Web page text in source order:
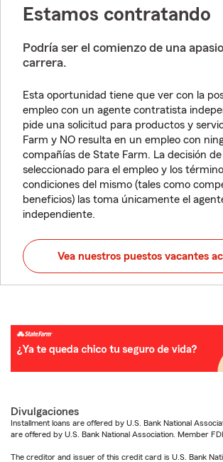
Estamos contratando
Podría ser el comienzo de una
carrera.
Esta oportunidad tiene que ver con la
empleo con un agente contratista
pide una solicitud para productos y
Farm y NO resulta en un empleo con
compañías de State Farm. La decisión
seleccionado para el empleo y los
condiciones del mismo (tales como
beneficios) las toma únicamente el
independiente.
Vea nuestros puestos vacantes
Divulgaciones
Installment loans are offered by U.S. Bank National
are offered by U.S. Bank National Association. Member
The creditor and issuer of this credit card is U.S. Bank